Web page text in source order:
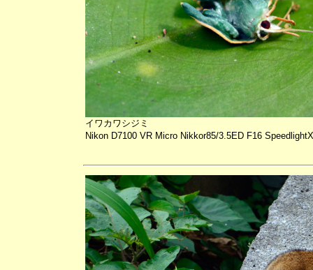
イワカワシジミ
Nikon D7100 VR Micro Nikkor85/3.5ED F16